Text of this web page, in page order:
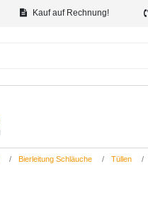
Kauf auf Rechnung!
Bierleitung Schläuche Tüllen